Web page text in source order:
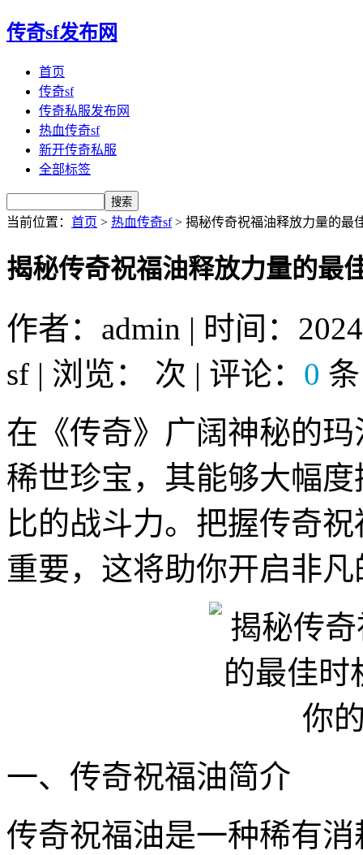
传奇sf发布网
首页
传奇sf
传奇私服发布网
热血传奇sf
新开传奇私服
全部标签
当前位置： 首页 > 热血传奇sf> 揭秘传奇祝福油释放力量的最
揭秘传奇祝福油释放力量的最
作者：admin | 时间：
sf | 浏览：
次 | 评论： 0 条
在《传奇》广阔神秘的
稀世珍宝，其能够大幅
比的战斗力。把握传奇
重要，这将助你开启非
一、传奇祝福油简介
传奇祝福油是一种稀有